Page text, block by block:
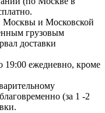
Москвы и Московской
грузовым
доставки
19:00 ежедневно, кроме
(за 1 -2